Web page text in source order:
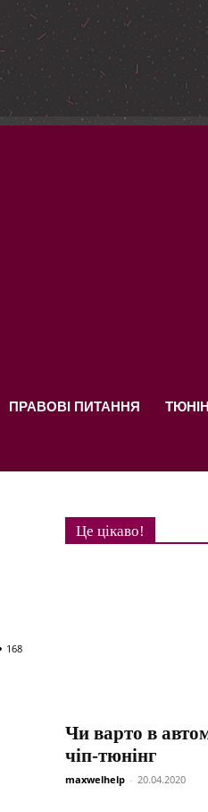
ПРАВОВІ ПИТАННЯ
168
Це цікаво!
Чи варто в
чіп-тюнінг
maxwelhelp - 20.04.2020